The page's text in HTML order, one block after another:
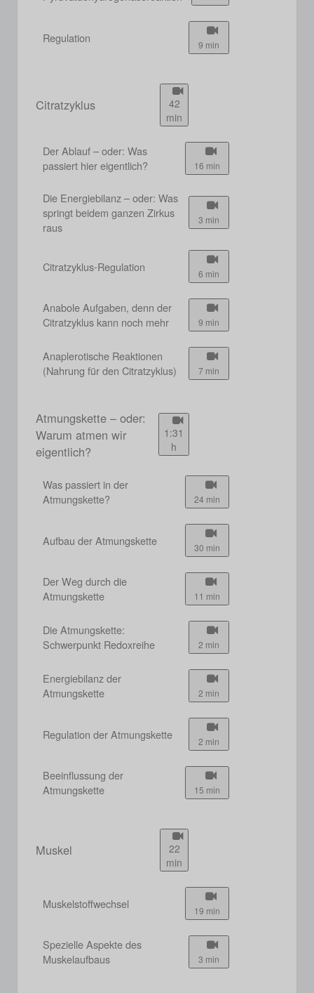
Regulation 9 min
Citratzyklus
42
min
Der Ablauf – oder: Was
passiert hier eigentlich?
16 min
Die Energiebilanz – oder: Was
springt beidem ganzen Zirkus
raus
3 min
Citratzyklus-Regulation 6 min
Anabole Aufgaben, denn der
Citratzyklus kann noch mehr
9 min
Anaplerotische Reaktionen
(Nahrung für den Citratzyklus)
7 min
Atmungskette – oder:
Warum atmen wir
eigentlich?
1:31
h
Was passiert in der
Atmungskette?
24 min
Aufbau der Atmungskette 30 min
Der Weg durch die
Atmungskette
11 min
Die Atmungskette:
Schwerpunkt Redoxreihe
2 min
Energiebilanz der
Atmungskette
2 min
Regulation der Atmungskette 2 min
Beeinflussung der
Atmungskette
15 min
Muskel
22
min
Muskelstoffwechsel 19 min
Spezielle Aspekte des
Muskelaufbaus
3 min